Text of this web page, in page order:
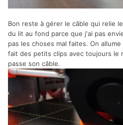
Bon reste à gérer le câble qui relie
du lit au fond parce que j'ai pas
pas les choses mal faites. On
fait des petits clips avec toujours le
passe son câble.